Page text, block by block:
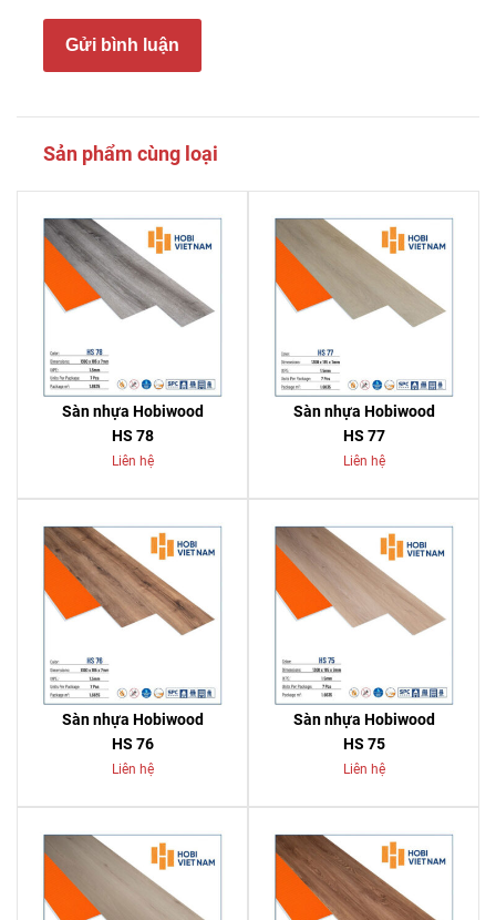
Gửi bình luận
Sản phẩm cùng loại
Sàn nhựa Hobiwood
HS 78
Liên hệ
Sàn nhựa Hobiwood
HS 77
Liên hệ
Sàn nhựa Hobiwood
HS 76
Liên hệ
Sàn nhựa Hobiwood
HS 75
Liên hệ